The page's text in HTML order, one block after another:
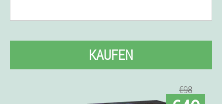
KAUFEN
€98